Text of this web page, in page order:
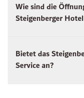
Wie sind die
Steigenberger
Bietet das
Service an?